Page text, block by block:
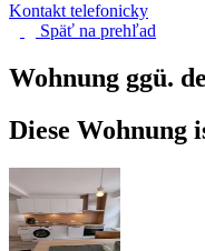
Kontakt telefonicky
Späť na prehľad
Wohnung ggü.
Diese Wohnung